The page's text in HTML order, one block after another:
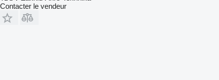
Contacter le vendeur